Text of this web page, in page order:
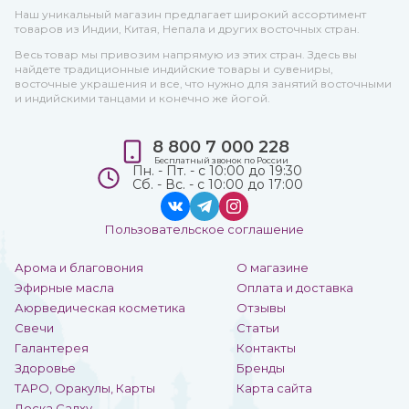
Наш уникальный магазин предлагает широкий ассортимент
товаров из Индии, Китая, Непала и других восточных стран.
Весь товар мы привозим напрямую из этих стран. Здесь вы
найдете традиционные индийские товары и сувениры,
восточные украшения и все, что нужно для занятий восточными
и индийскими танцами и конечно же йогой.
Арома и благовония
Эфирные масла
Аюрведическая косметика
Свечи
Галантерея
Здоровье
ТАРО, Оракулы, Карты
О магазине
Оплата и доставка
Отзывы
Статьи
Контакты
Бренды
Карта сайта
8 800 7 000 228
Бесплатный звонок по России
Пн. - Пт. - с 10:00 до 19:30
Сб. - Вс. - с 10:00 до 17:00
Пользовательское соглашение